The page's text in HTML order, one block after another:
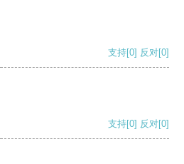
支持[0] 反对[0]
支持[0] 反对[0]